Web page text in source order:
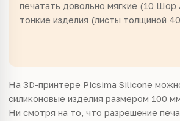
печатать довольно мягкие (10 Шор
тонкие изделия (листы толщиной
На 3D-принтере Picsima Silicone
силиконовые изделия размером 100
Ни смотря на то, что разрешение